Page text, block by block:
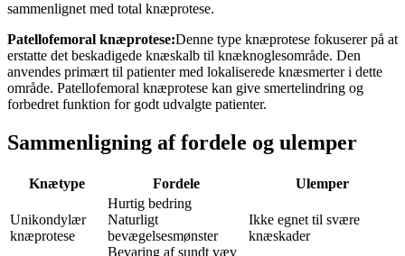
sammenlignet med total knæprotese.
Patellofemoral knæprotese:Denne type knæprotese fokuserer på at
erstatte det beskadigede knæskalb til knæknoglesområde. Den
anvendes primært til patienter med lokaliserede knæsmerter i dette
område. Patellofemoral knæprotese kan give smertelindring og
forbedret funktion for godt udvalgte patienter.
Sammenligning af fordele og ulemper
Knætype Fordele Ulemper
Unikondylær
knæprotese
Hurtig bedring
Naturligt
bevægelsesmønster
Bevaring af sundt væv
Ikke egnet til svære
knæskader